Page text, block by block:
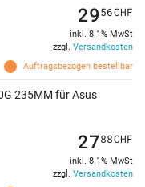
Auftragsbezogen bestellbar
2956CHF
inkl. 8.1% MwSt
zzgl. Versandkosten
235MM für Asus
2788CHF
inkl. 8.1% MwSt
zzgl. Versandkosten